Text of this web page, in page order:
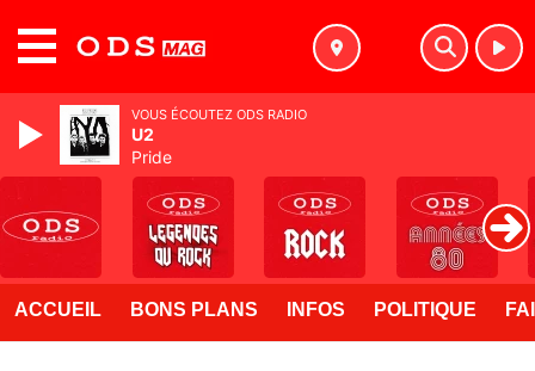
ACCUEIL BONS PLANS INFOS POLITIQUE
VOUS ÉCOUTEZ ODS RADIO
U2
Pride